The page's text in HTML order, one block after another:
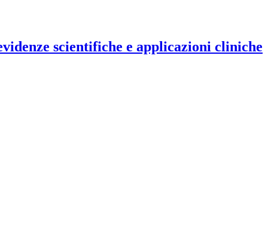
scientifiche e applicazioni cliniche